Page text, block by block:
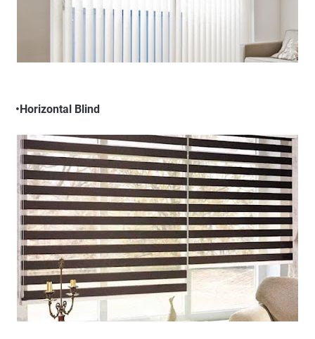
•Horizontal Blind